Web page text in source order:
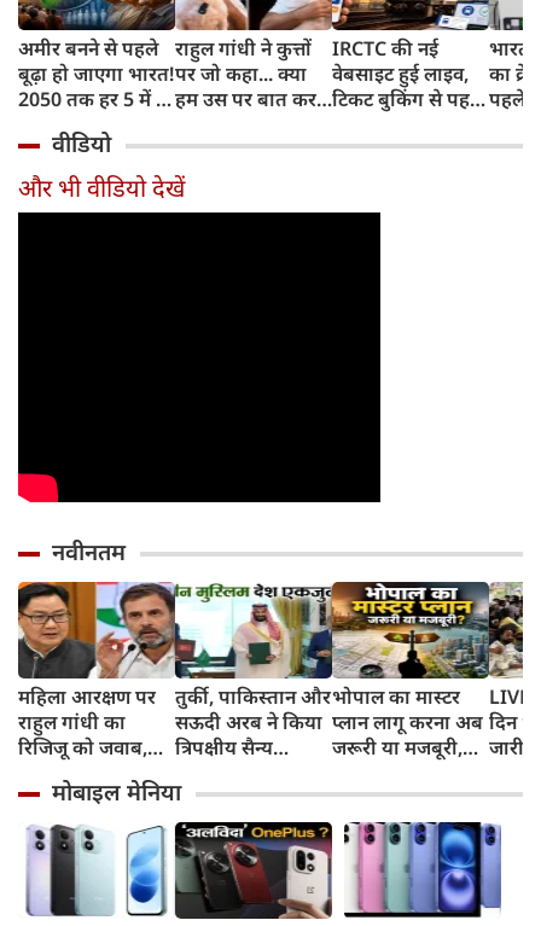
अमीर बनने से पहले
बूढ़ा हो जाएगा भारत!
2050 तक हर 5 में 1
साल से ज्यादा उम्र का
राहुल गांधी ने कुत्तों
पर जो कहा... क्या
हम उस पर बात कर
IRCTC की नई
वेबसाइट हुई लाइव,
टिकट बुकिंग से पहले
काम, जानें पूरा
भारत
का
पहले
और
वीडियो
और भी वीडियो देखें
नवीनतम
महिला आरक्षण पर
राहुल गांधी का
रिजिजू को जवाब,
कानून बिना शर्त लागू
करें
तुर्की, पाकिस्तान और
सऊदी अरब ने किया
त्रिपक्षीय सैन्य
भोपाल का मास्टर
प्लान लागू करना अब
जरूरी या मजबूरी,
में तीन ड्राफ्ट, फिर भी
कागजों में शहर का
भविष्य?
LIVE:
दिन
जारी,
मोबाइल मेनिया